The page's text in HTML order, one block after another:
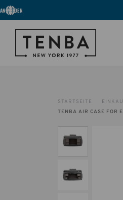
ANMELDEN
STARTSEITE
TENBA AIR CASE FOR